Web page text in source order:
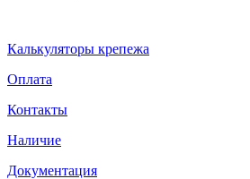
Калькуляторы крепежа
Оплата
Контакты
Наличие
Документация